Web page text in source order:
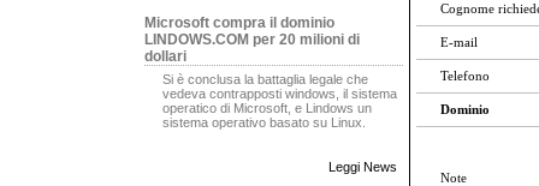
Microsoft compra il dominio
LINDOWS.COM per 20 milioni di
dollari
Si è conclusa la battaglia legale che
vedeva contrapposti windows, il sistema
operatico di Microsoft, e Lindows un
sistema operativo basato su Linux.
Leggi News
Cognome
E-mail
Telefono
Dominio
Note